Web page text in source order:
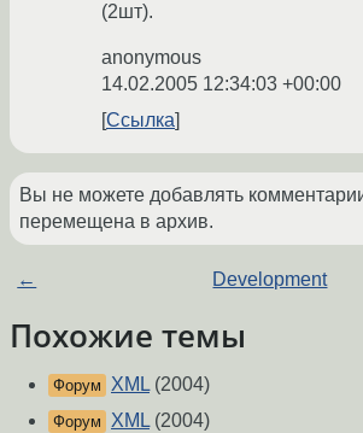
(2шт).
anonymous
14.02.2005 12:34:03 +00:00
Ссылка
Вы не можете добавлять
перемещена в архив.
← Development
Похожие темы
Форум XML (2004)
Форум XML (2004)